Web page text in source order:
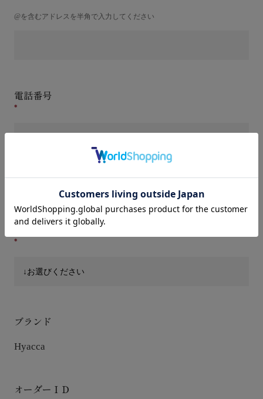
@を含むアドレスを半角で入力してください
電話番号
件名(タイトル)
ブランド
Hyacca
オーダーＩＤ